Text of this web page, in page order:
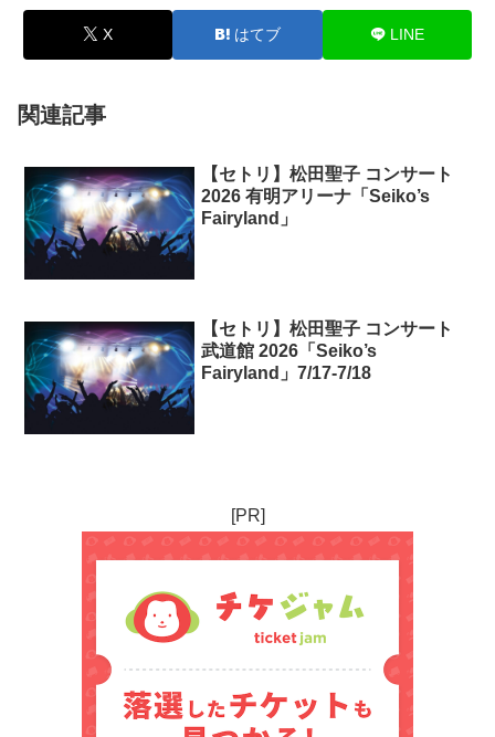
X はてブ LINE
関連記事
【セトリ】松田聖子 コンサート
2026 有明アリーナ「Seiko’s
Fairyland」
【セトリ】松田聖子 コンサート
武道館 2026「Seiko’s
Fairyland」7/17-7/18
[PR]